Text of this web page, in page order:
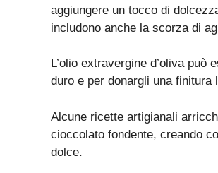
aggiungere un tocco di
includono anche la scorza di
L’olio extravergine d’oliva
duro e per donargli una finitura
Alcune ricette artigianali
cioccolato fondente, creando
dolce.